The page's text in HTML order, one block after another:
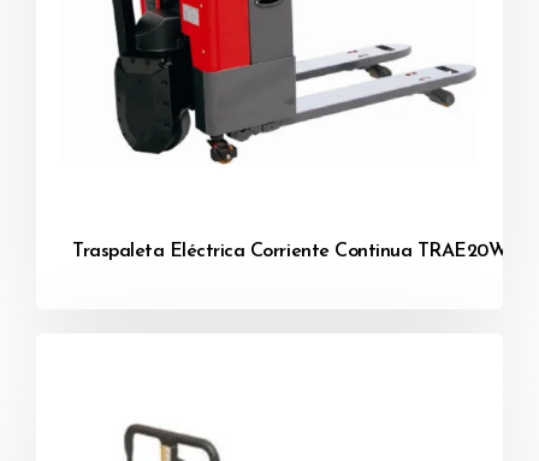
Traspaleta Eléctrica Corriente Continua TRAE20W